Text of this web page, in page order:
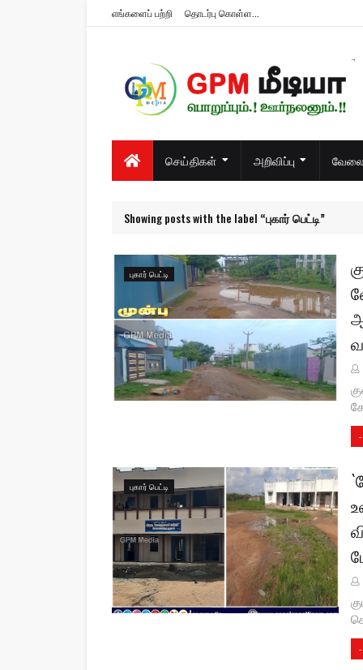
எங்களைப் பற்றி தொடர்பு கொள்ள...
செய்திகள்
அறிவிப்பு
Showing posts with the label புகார் பெட்டி
புகார் பெட்டி
-
புகார் பெட்டி
-